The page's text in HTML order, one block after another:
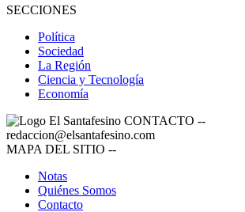
SECCIONES
Política
Sociedad
La Región
Ciencia y Tecnología
Economía
CONTACTO --
redaccion@elsantafesino.com
MAPA DEL SITIO --
Notas
Quiénes Somos
Contacto